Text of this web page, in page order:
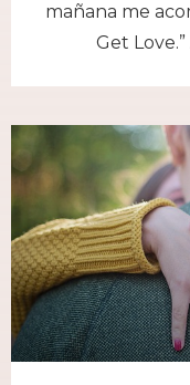
mañana me
Get